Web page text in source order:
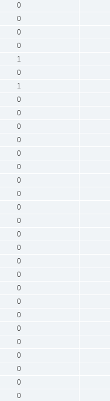
0
0
0
0
1
0
1
0
0
0
0
0
0
0
0
0
0
0
0
0
0
0
0
0
0
0
0
0
0
0